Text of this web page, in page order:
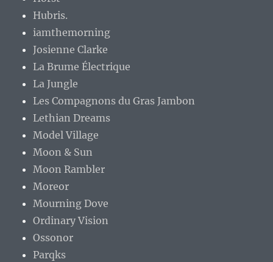
Hubris.
iamthemorning
Josienne Clarke
La Brume Électrique
La Jungle
Les Compagnons du Gras Jambon
Lethian Dreams
Model Village
Moon & Sun
Moon Rambler
Moreor
Mourning Dove
Ordinary Vision
Ossonor
Parqks